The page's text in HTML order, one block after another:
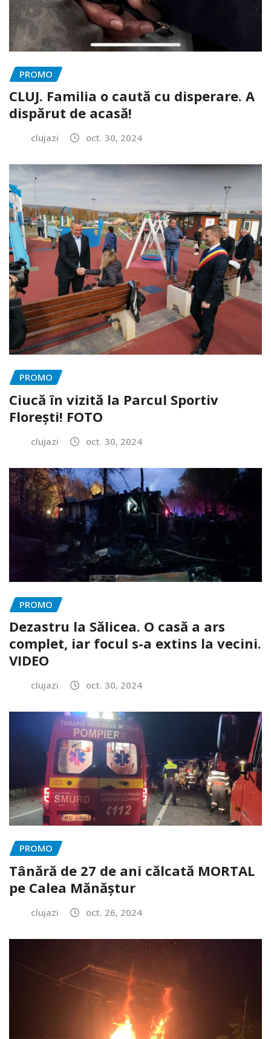
PROMO
CLUJ. Familia o caută cu disperare. A
dispărut de acasă!
clujazi oct. 30, 2024
PROMO
Ciucă în vizită la Parcul Sportiv
Florești! FOTO
clujazi oct. 30, 2024
PROMO
Dezastru la Sălicea. O casă a ars
complet, iar focul s-a extins la vecini.
VIDEO
clujazi oct. 30, 2024
PROMO
Tânără de 27 de ani călcată MORTAL
pe Calea Mănăștur
clujazi oct. 26, 2024